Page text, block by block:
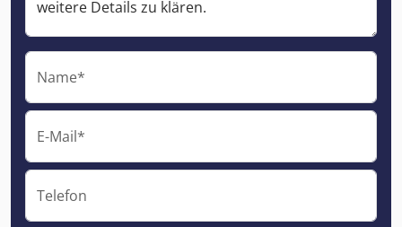
Name*
E-Mail*
Telefon